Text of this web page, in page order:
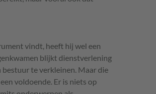
vindt, heeft hij wel een
blijkt dienstverlening
te verkleinen. Maar die
voldoende. Er is niets op